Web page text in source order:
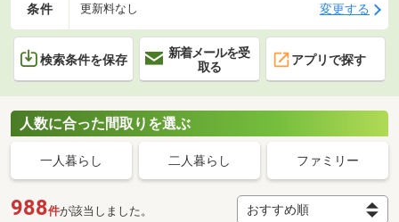
条件 更新料なし 変更する
検索条件を保存
新着メールを受
取る
アプリで探す
人数に合った間取りを選ぶ
一人暮らし 二人暮らし ファミリー
988件が該当しました。